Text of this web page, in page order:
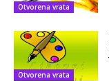
Otvorena vrata
Otvorena vrata